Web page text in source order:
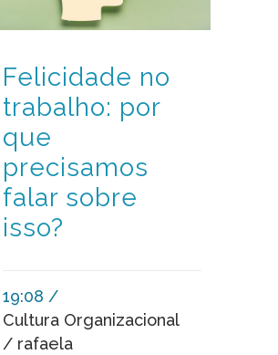
Felicidade no
trabalho: por
que
precisamos
falar sobre
isso?
19:08 /
Cultura Organizacional
/ rafaela